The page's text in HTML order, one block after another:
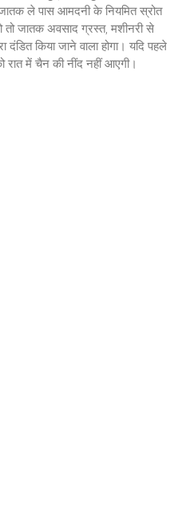
ले पास आमदनी के नियमित स्रोत
तो जातक अवसाद ग्रस्त, मशीनरी से
दंडित किया जाने वाला होगा। यदि पहले
रात में चैन की नींद नहीं आएगी।